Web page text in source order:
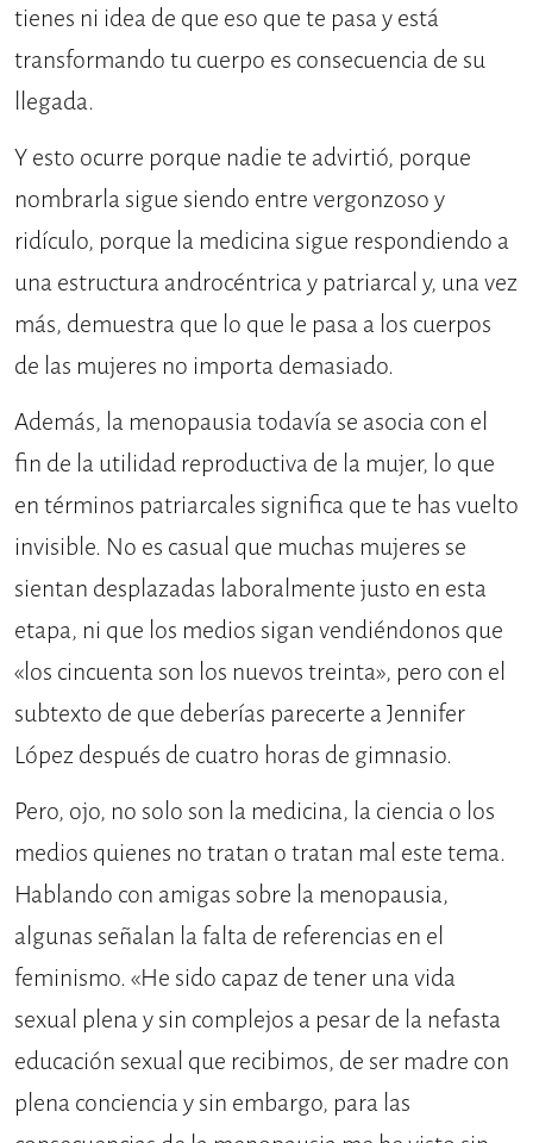
tienes ni idea de que eso que te pasa y está
transformando tu cuerpo es consecuencia de su
llegada.
Y esto ocurre porque nadie te advirtió, porque
nombrarla sigue siendo entre vergonzoso y
ridículo, porque la medicina sigue respondiendo a
una estructura androcéntrica y patriarcal y, una vez
más, demuestra que lo que le pasa a los cuerpos
de las mujeres no importa demasiado.
Además, la menopausia todavía se asocia con el
fin de la utilidad reproductiva de la mujer, lo que
en términos patriarcales significa que te has vuelto
invisible. No es casual que muchas mujeres se
sientan desplazadas laboralmente justo en esta
etapa, ni que los medios sigan vendiéndonos que
«los cincuenta son los nuevos treinta», pero con el
subtexto de que deberías parecerte a Jennifer
López después de cuatro horas de gimnasio.
Pero, ojo, no solo son la medicina, la ciencia o los
medios quienes no tratan o tratan mal este tema.
Hablando con amigas sobre la menopausia,
algunas señalan la falta de referencias en el
feminismo. «He sido capaz de tener una vida
sexual plena y sin complejos a pesar de la nefasta
educación sexual que recibimos, de ser madre con
plena conciencia y sin embargo, para las